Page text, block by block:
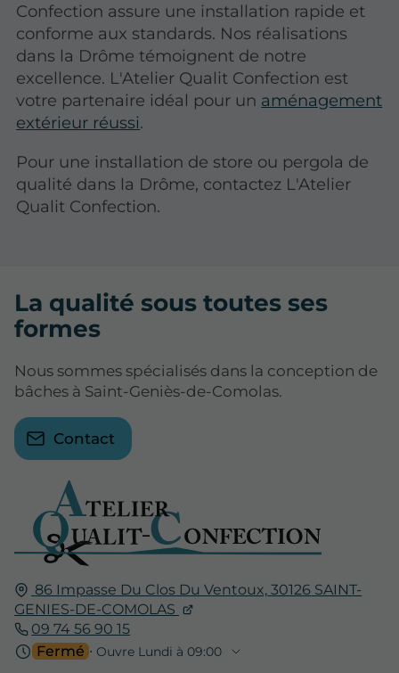
Confection assure une installation rapide et
conforme aux standards. Nos réalisations
dans la Drôme témoignent de notre
excellence. L'Atelier Qualit Confection est
votre partenaire idéal pour un aménagement
extérieur réussi.
Pour une installation de store ou pergola de
qualité dans la Drôme, contactez L'Atelier
Qualit Confection.
86 Impasse Du Clos Du Ventoux, 30126 SAINT-
GENIES-DE-COMOLAS
09 74 56 90 15
Fermé ⋅ Ouvre Lundi à 09:00
La qualité sous toutes ses
formes
Nous sommes spécialisés dans la conception de
bâches à Saint-Geniès-de-Comolas.
Contact